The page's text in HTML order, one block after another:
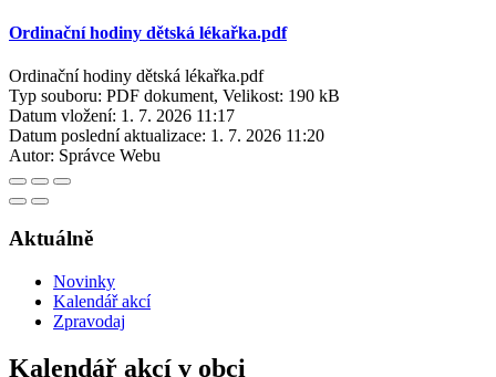
Ordinační hodiny dětská lékařka.pdf
Ordinační hodiny dětská lékařka.pdf
Typ souboru: PDF dokument, Velikost: 190 kB
Datum vložení: 1. 7. 2026 11:17
Datum poslední aktualizace: 1. 7. 2026 11:20
Autor: Správce Webu
Aktuálně
Novinky
Kalendář akcí
Zpravodaj
Kalendář akcí v obci